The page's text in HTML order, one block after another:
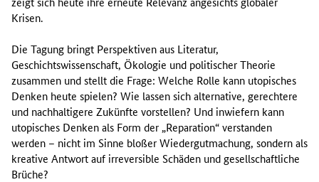
Krisen.
Die Tagung bringt Perspektiven aus Literatur,
Geschichtswissenschaft, Ökologie und politischer Theorie
zusammen und stellt die Frage: Welche Rolle kann utopisches
Denken heute spielen? Wie lassen sich alternative, gerechtere
und nachhaltigere Zukünfte vorstellen? Und inwiefern kann
utopisches Denken als Form der „Reparation“ verstanden
werden – nicht im Sinne bloßer Wiedergutmachung, sondern als
kreative Antwort auf irreversible Schäden und gesellschaftliche
Brüche?